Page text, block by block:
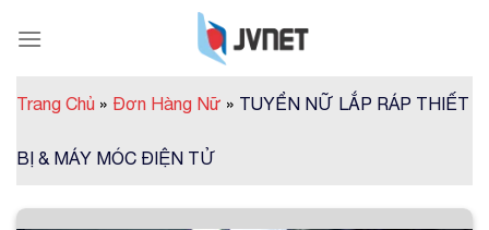
Trang Chủ » Đơn Hàng Nữ » TUYỂN NỮ LẮP RÁP THIẾT
BỊ & MÁY MÓC ĐIỆN TỬ